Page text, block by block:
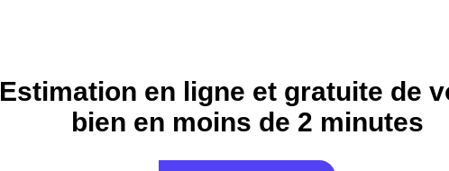
Estimation en ligne et gratuite de
bien en moins de 2 minutes